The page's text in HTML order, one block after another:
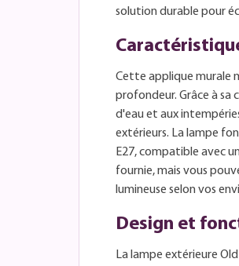
solution durable pour
Cette applique murale
profondeur. Grâce à sa
d'eau et aux
extérieurs. La lampe
E27, compatible avec
fournie, mais vous
lumineuse selon vos
Design et
La lampe extérieure